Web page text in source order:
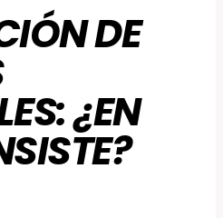
DE
¿EN